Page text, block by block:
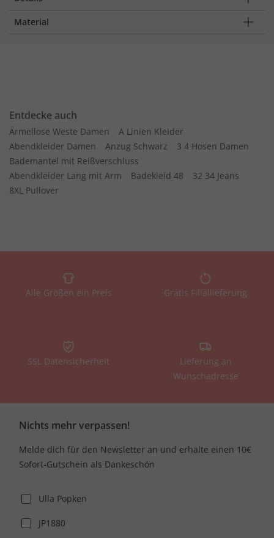
Material
Entdecke auch
Ärmellose Weste Damen
A Linien Kleider
Abendkleider Damen
Anzug Schwarz
3 4 Hosen Damen
Bademantel mit Reißverschluss
Abendkleider Lang mit Arm
Badekleid 48
32 34 Jeans
8XL Pullover
Alle Größen ein Preis Gratis Filiallieferung
SSL Datensicherheit
Lieferung an
Wunschadresse
Nichts mehr verpassen!
Melde dich für den Newsletter an und erhalte einen 10€
Sofort-Gutschein als Dankeschön
Ulla Popken
JP1880